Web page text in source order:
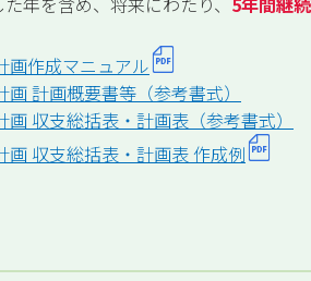
画作成マニュアル
計画概要書等（参考書式）
収支総括表・計画表（参考書式）
画 収支総括表・計画表 作成例